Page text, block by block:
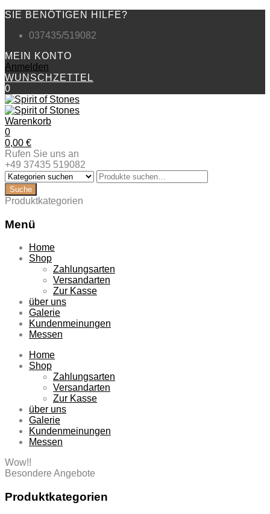
SIE BENÖTIGEN HILFE?
037435/519082
MEIN KONTO
Anmelden
WUNSCHZETTEL
0
Warenkorb
0
0,00 €
Rufen Sie uns an
+49 37435 519082
Produktkategorien
Menü
Zum
Inhalt
Home
Shop
Zahlungsarten
Versandarten
Zur Kasse
über uns
Galerie
Kundenmeinungen
Messen
Home
Shop
Zahlungsarten
Versandarten
Zur Kasse
über uns
Galerie
Kundenmeinungen
Messen
Wow!!
Besondere Angebote
Produktkategorien